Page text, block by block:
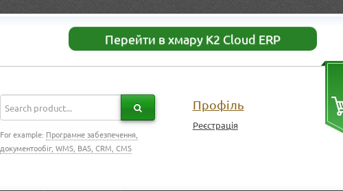
Перейти в хмару K2 Cloud ERP
For example: Програмне забезпечення,
документообіг, WMS, BAS, CRM, CMS
Профіль
Реєстрація